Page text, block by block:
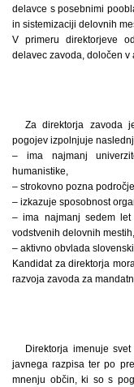
delavce s posebnimi
in sistemizaciji delovnih
V primeru direktorjeve
delavec zavoda, določen v
Za direktorja zavoda
pogojev izpolnjuje
– ima najmanj
humanistike,
– strokovno pozna
– izkazuje sposobnost
– ima najmanj sedem
vodstvenih delovnih mestih,
– aktivno obvlada
Kandidat za direktorja
razvoja zavoda za
Direktorja imenuje
javnega razpisa ter po
mnenju občin, ki so s